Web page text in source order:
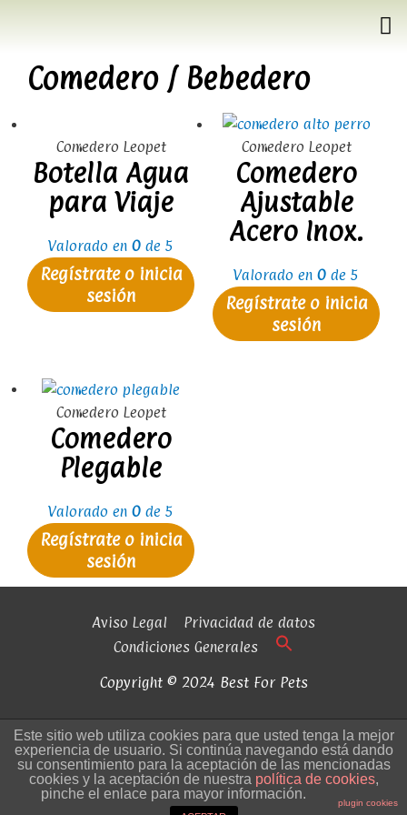
Comedero / Bebedero
Comedero Leopet
Botella Agua
para Viaje
Valorado en 0 de 5
Regístrate o inicia
sesión
Comedero Leopet
Comedero
Ajustable
Acero Inox.
Valorado en 0 de 5
Regístrate o inicia
sesión
Comedero Leopet
Comedero
Plegable
Valorado en 0 de 5
Regístrate o inicia
sesión
Aviso Legal
Privacidad de datos
Condiciones Generales
Copyright © 2024 Best For Pets
Este sitio web utiliza cookies para que usted tenga la mejor
experiencia de usuario. Si continúa navegando está dando
su consentimiento para la aceptación de las mencionadas
cookies y la aceptación de nuestra política de cookies,
pinche el enlace para mayor información.
plugin cookies